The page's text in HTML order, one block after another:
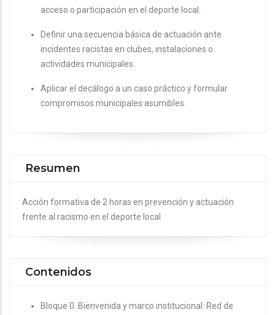
acceso o participación en el deporte local.
Definir una secuencia básica de actuación ante
incidentes racistas en clubes, instalaciones o
actividades municipales.
Aplicar el decálogo a un caso práctico y formular
compromisos municipales asumibles.
Resumen
Acción formativa de 2 horas en prevención y actuación
frente al racismo en el deporte local
Contenidos
Bloque 0. Bienvenida y marco institucional: Red de